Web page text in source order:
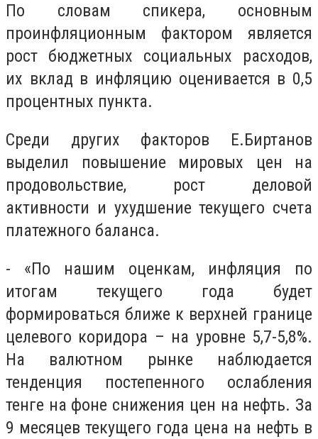
По словам спикера, основным
проинфляционным фактором является
рост бюджетных социальных расходов,
их вклад в инфляцию оценивается в 0,5
процентных пункта.
Среди других факторов Е.Биртанов
выделил повышение мировых цен на
продовольствие, рост деловой
активности и ухудшение текущего счета
платежного баланса.
- «По нашим оценкам, инфляция по
итогам текущего года будет
формироваться ближе к верхней границе
целевого коридора – на уровне 5,7-5,8%.
На валютном рынке наблюдается
тенденция постепенного ослабления
тенге на фоне снижения цен на нефть. За
9 месяцев текущего года цена на нефть в